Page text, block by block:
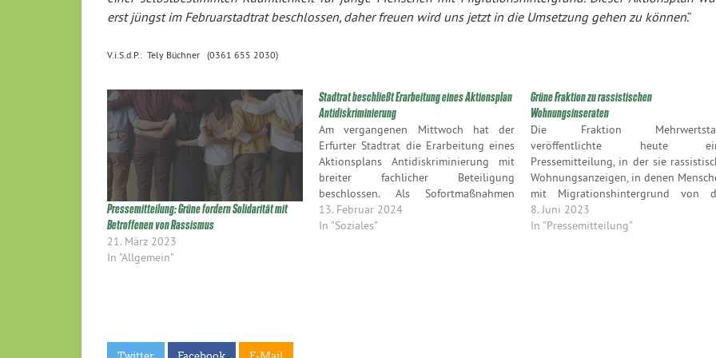
erst jüngst im Februarstadtrat beschlossen, daher freuen wird uns jetzt in die Umsetzung gehen zu können.“
V.i.S.d.P.: Tely Büchner (0361 655 2030)
Pressemitteilung: Grüne fordern Solidarität mit
Betroffenen von Rassismus
21. März 2023
In "Allgemein"
Stadtrat beschließt Erarbeitung eines Aktionsplan
Antidiskriminierung
Am vergangenen Mittwoch hat der
Erfurter Stadtrat die Erarbeitung eines
Aktionsplans Antidiskriminierung mit
breiter fachlicher Beteiligung
beschlossen. Als Sofortmaßnahmen
sollen ein Netzwerk
diskriminierungsfreie Schule, ein
13. Februar 2024
In "Soziales"
Grüne Fraktion zu rassistischen
Wohnungsinseraten
Die Fraktion
veröffentlichte heute
Pressemitteilung, in der sie
Wohnungsanzeigen, in denen
mit Migrationshintergrund von
Bewerbung auf die
ausgeschlossen werden
8. Juni 2023
In "Pressemitteilung"